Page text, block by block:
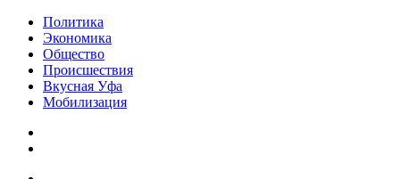
Политика
Экономика
Общество
Происшествия
Вкусная Уфа
Мобилизация